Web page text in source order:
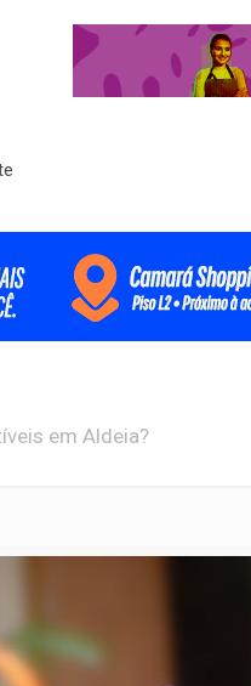
em Aldeia?